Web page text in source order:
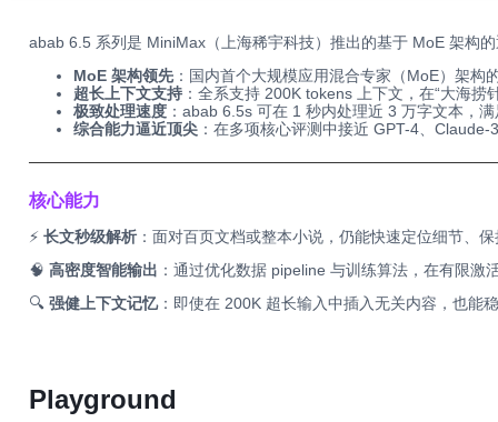
abab 6.5 系列是 MiniMax（上海稀宇科技）推出的基于 MoE 架构
MoE 架构领先 ：国内首个大规模应用混合专家（MoE）架
超长上下文支持 ：全系支持 200K tokens 上下文，在“大海
极致处理速度 ：abab 6.5s 可在 1 秒内处理近 3 万字文本，
综合能力逼近顶尖 ：在多项核心评测中接近 GPT-4、
核心能力
⚡ 长文秒级解析 ：面对百页文档或整本小说，仍能快速定位细节、
🧠 高密度智能输出 ：通过优化数据 pipeline 与训练算法，在有限激
🔍 强健上下文记忆：即使在 200K 超长输入中插入无关内容，也能
Playground